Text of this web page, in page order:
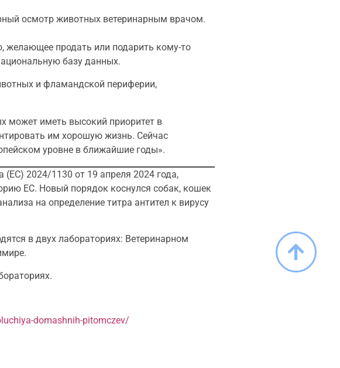
осмотр животных ветеринарным врачом.
желающее продать или подарить кому-то
базу данных.
и фламандской периферии,
может иметь высокий приоритет в
им хорошую жизнь. Сейчас
уровне в ближайшие годы».
(ЕС) 2024/1130 от 19 апреля 2024 года,
ЕС. Новый порядок коснулся собак, кошек
на определение титра антител к вирусу
в двух лабораториях: Ветеринарном
domashnih-pitomczev/